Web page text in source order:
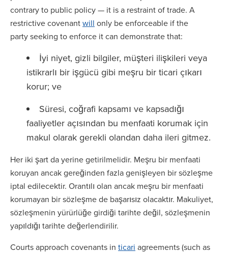
contrary to public policy — it is a restraint of trade. A
restrictive covenantwill only be enforceable if the
party seeking to enforce it can demonstrate that:
İyi niyet, gizli bilgiler, müşteri ilişkileri veya
istikrarlı bir işgücü gibi meşru bir ticari çıkarı
korur; ve
Süresi, coğrafi kapsamı ve kapsadığı
faaliyetler açısından bu menfaati korumak için
makul olarak gerekli olandan daha ileri gitmez.
Her iki şart da yerine getirilmelidir. Meşru bir menfaati
koruyan ancak gereğinden fazla genişleyen bir sözleşme
iptal edilecektir. Orantılı olan ancak meşru bir menfaati
korumayan bir sözleşme de başarısız olacaktır. Makuliyet,
sözleşmenin yürürlüğe girdiği tarihte değil, sözleşmenin
yapıldığı tarihte değerlendirilir.
Courts approach covenants in ticari agreements (such as